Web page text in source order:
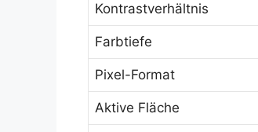
Kontrastverhältnis
Farbtiefe
Pixel-Format
Aktive Fläche